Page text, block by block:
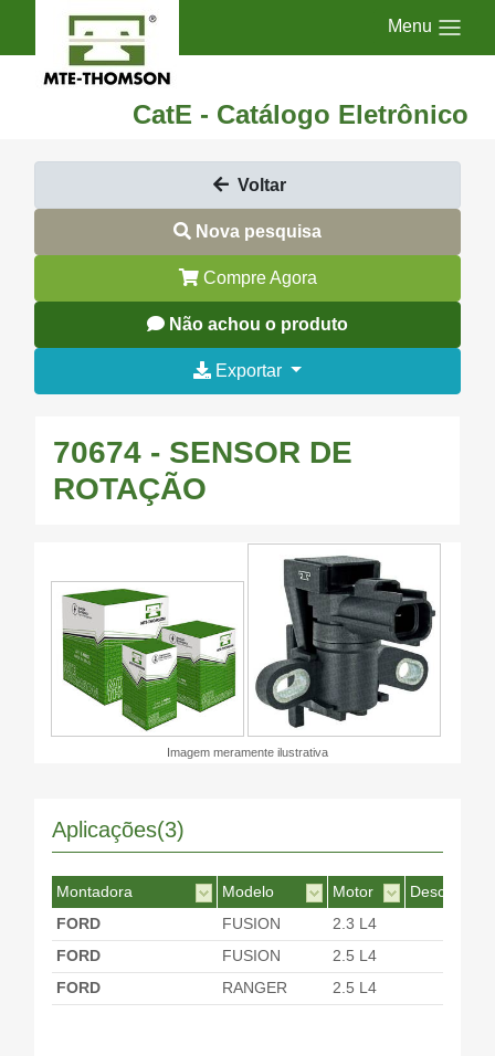
Menu
CatE - Catálogo Eletrônico
Voltar
Nova pesquisa
Compre Agora
Não achou o produto
Exportar
70674 - SENSOR DE
ROTAÇÃO
Imagem meramente ilustrativa
Aplicações(3)
Montadora Modelo Motor
Desc. Motor
FORD
FUSION
2.3 L4
FORD
FUSION
2.5 L4
FORD
RANGER 2.5 L4